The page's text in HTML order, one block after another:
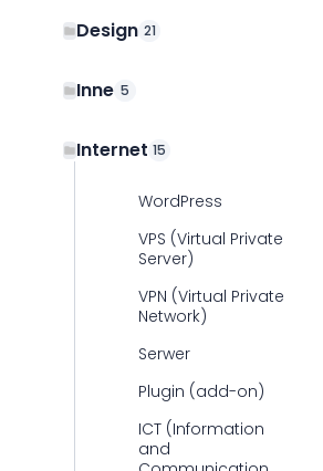
Design 21
Inne 5
Internet 15
WordPress
VPS (Virtual Private
Server)
VPN (Virtual Private
Network)
Serwer
Plugin (add-on)
ICT (Information
and